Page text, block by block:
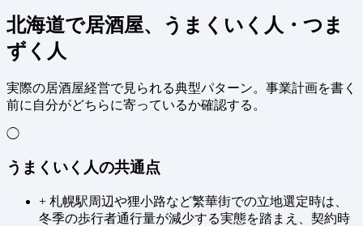
北海道で居酒屋、うまくいく人・つま
ずく人
実際の居酒屋経営で見られる典型パターン。事業計画を書く
前に自分がどちらに寄っているか確認する。
◯
うまくいく人の共通点
+ 札幌駅周辺や狸小路など繁華街での立地選定時は、
冬季の歩行者通行量が減少する実態を踏まえ、契約時